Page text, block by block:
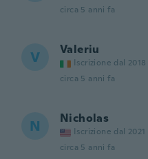
circa 5 anni fa
V Valeriu
Iscrizione dal 2018
circa 5 anni fa
N Nicholas
Iscrizione dal 2021
circa 5 anni fa